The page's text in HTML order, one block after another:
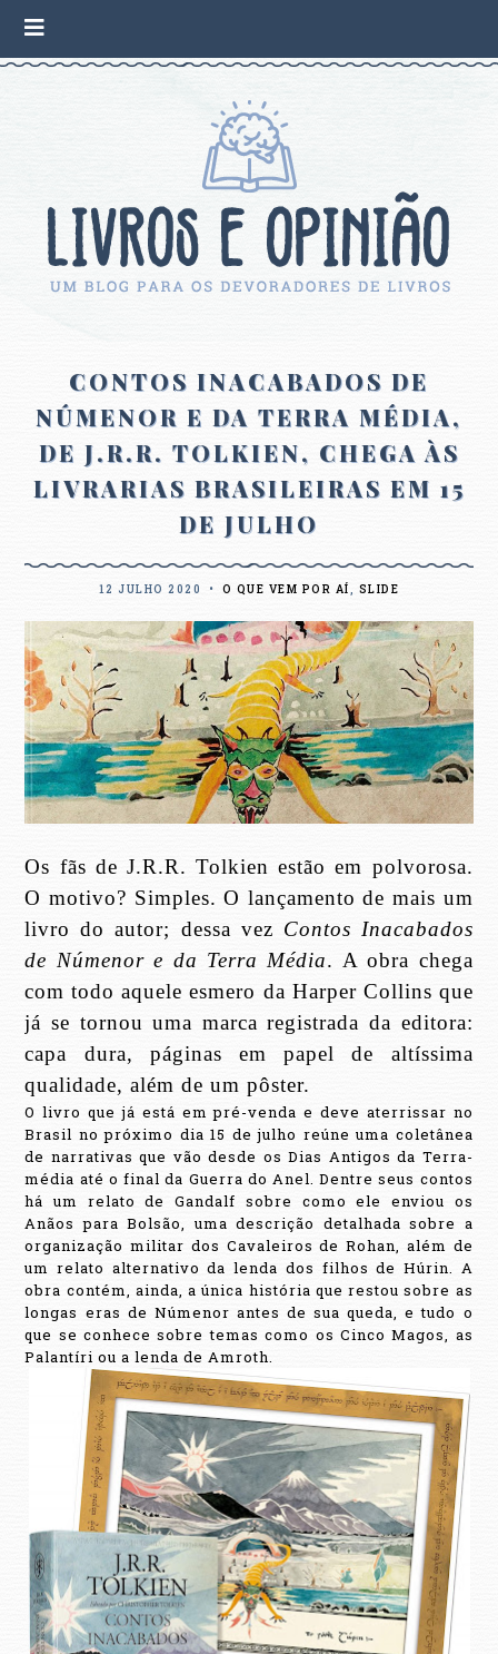
CONTOS INACABADOS DE
NÚMENOR E DA TERRA MÉDIA,
DE J.R.R. TOLKIEN, CHEGA ÀS
LIVRARIAS BRASILEIRAS EM 15
DE JULHO
12 JULHO 2020 • O QUE VEM POR AÍ, SLIDE
Os fãs de J.R.R. Tolkien estão em polvorosa.
O motivo? Simples. O lançamento de mais um
livro do autor; dessa vez Contos Inacabados
de Númenor e da Terra Média. A obra chega
com todo aquele esmero da Harper Collins que
já se tornou uma marca registrada da editora:
capa dura, páginas em papel de altíssima
qualidade, além de um pôster.
O livro que já está em pré-venda e deve aterrissar no
Brasil no próximo dia 15 de julho reúne uma coletânea
de narrativas que vão desde os Dias Antigos da Terra-
média até o final da Guerra do Anel. Dentre seus contos
há um relato de Gandalf sobre como ele enviou os
Anãos para Bolsão, uma descrição detalhada sobre a
organização militar dos Cavaleiros de Rohan, além de
um relato alternativo da lenda dos filhos de Húrin. A
obra contém, ainda, a única história que restou sobre as
longas eras de Númenor antes de sua queda, e tudo o
que se conhece sobre temas como os Cinco Magos, as
Palantíri ou a lenda de Amroth.